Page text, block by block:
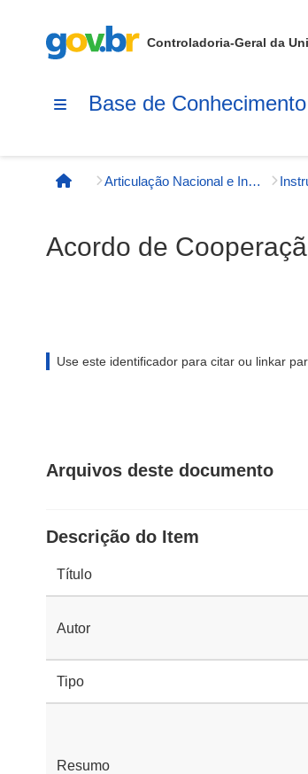
Controladoria-Geral da
Base de
Página inicial
Articulação Nacional e Internacional
Acordo de
Use este identificador para citar ou linkar
Arquivos deste documento
Descrição do Item
Título
Autor
Tipo
Resumo